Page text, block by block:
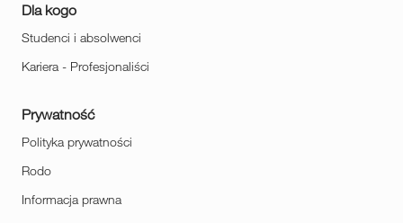
Dla kogo
Studenci i absolwenci
Kariera - Profesjonaliści
Prywatność
Polityka prywatności
Rodo
Informacja prawna